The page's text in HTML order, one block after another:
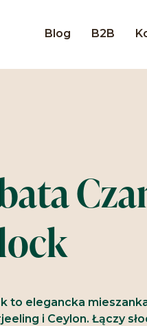
Blog B2B
to elegancka
i Ceylon. Łączy